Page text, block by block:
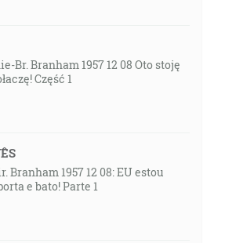
Br. Branham 1957 12 08 Oto stoję
Część 1
Branham 1957 12 08: EU estou
e bato! Parte 1